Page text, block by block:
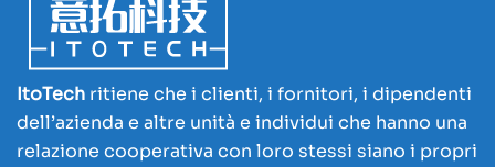
ItoTech ritiene che i clienti, i fornitori, i dipendenti
dell’azienda e altre unità e individui che hanno una
relazione cooperativa con loro stessi siano i propri